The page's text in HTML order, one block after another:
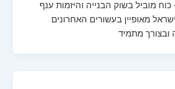
כוח מוביל בשוק הבנייה והיזמות ענף
מאופיין בעשורים האחרונים
ובצורך מתמיד